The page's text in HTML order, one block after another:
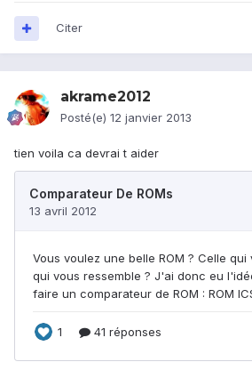
Citer
akrame2012
Posté(e) 12 janvier 2013
tien voila ca devrai t aider